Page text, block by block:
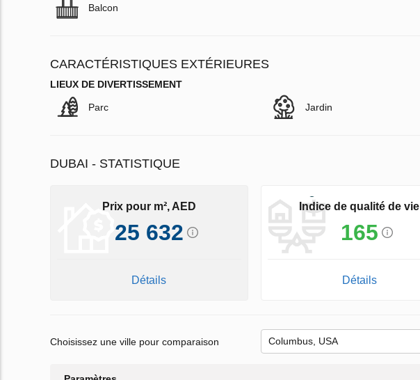
Balcon
CARACTÉRISTIQUES EXTÉRIEURES
LIEUX DE DIVERTISSEMENT
Parc Jardin
DUBAI - STATISTIQUE
Prix pour m², AED
25 632
Détails
Indice de qualité de vie
165
Détails
Choisissez une ville pour comparaison